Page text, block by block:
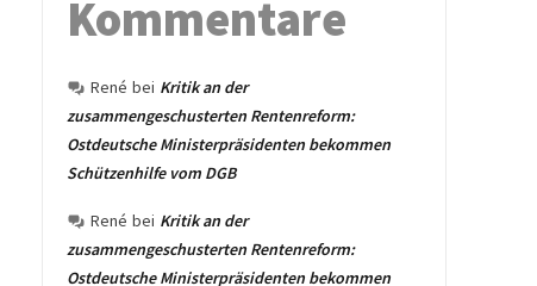
Kommentare
René bei Kritik an der
zusammengeschusterten Rentenreform:
Ostdeutsche Ministerpräsidenten bekommen
Schützenhilfe vom DGB
René bei Kritik an der
zusammengeschusterten Rentenreform:
Ostdeutsche Ministerpräsidenten bekommen